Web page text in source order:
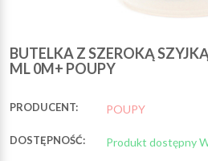
BUTELKA Z SZEROKĄ
ML 0M+ POUPY
PRODUCENT: POUPY
DOSTĘPNOŚĆ: Produkt dostępny